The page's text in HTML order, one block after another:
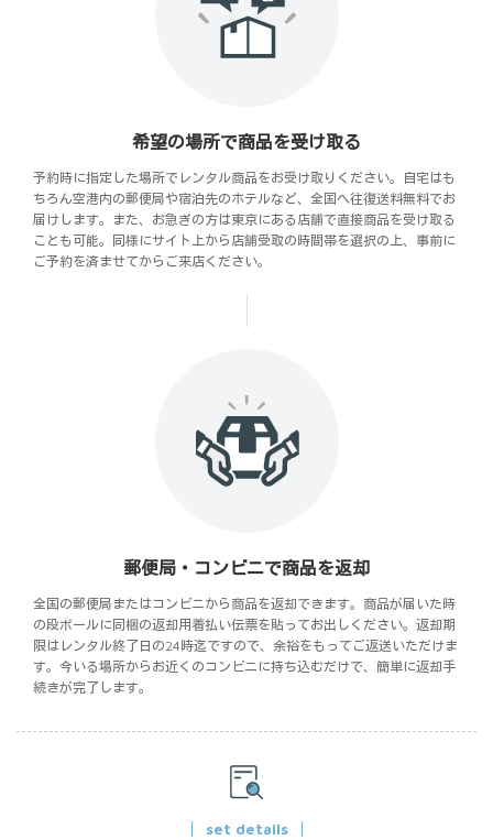
希望の場所で商品を受け取る
予約時に指定した場所でレンタル商品をお受け取りください。自宅はも
ちろん空港内の郵便局や宿泊先のホテルなど、全国へ往復送料無料でお
届けします。また、お急ぎの方は東京にある店舗で直接商品を受け取る
ことも可能。同様にサイト上から店舗受取の時間帯を選択の上、事前に
ご予約を済ませてからご来店ください。
郵便局・コンビニで商品を返却
全国の郵便局またはコンビニから商品を返却できます。商品が届いた時
の段ボールに同梱の返却用着払い伝票を貼ってお出しください。返却期
限はレンタル終了日の24時迄ですので、余裕をもってご返送いただけま
す。今いる場所からお近くのコンビニに持ち込むだけで、簡単に返却手
続きが完了します。
set details